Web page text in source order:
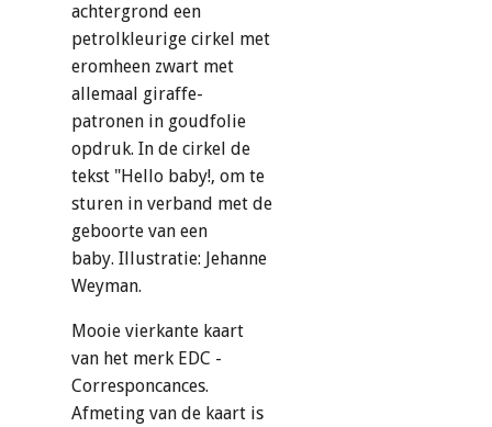
achtergrond een
petrolkleurige cirkel met
eromheen zwart met
allemaal giraffe-
patronen in goudfolie
opdruk. In de cirkel de
tekst "Hello baby!, om te
sturen in verband met de
geboorte van een
baby. Illustratie: Jehanne
Weyman.
Mooie vierkante kaart
van het merk EDC -
Corresponcances.
Afmeting van de kaart is